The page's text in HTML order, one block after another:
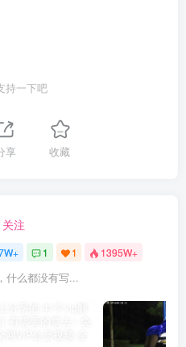
持一下吧
享 收藏
关注
1 1 1395W+
什么都没有写...